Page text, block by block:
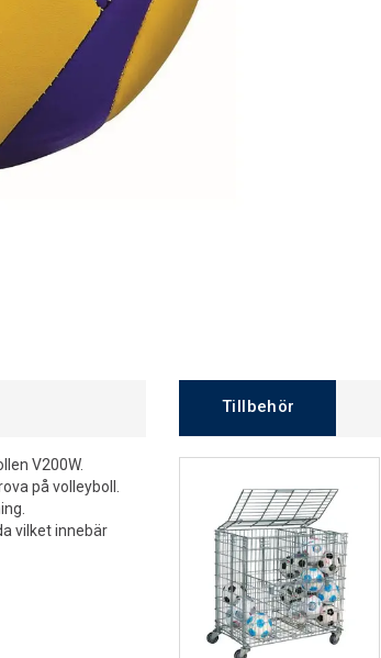
V200W.
på volleyboll.
vilket innebär
Tillbehör